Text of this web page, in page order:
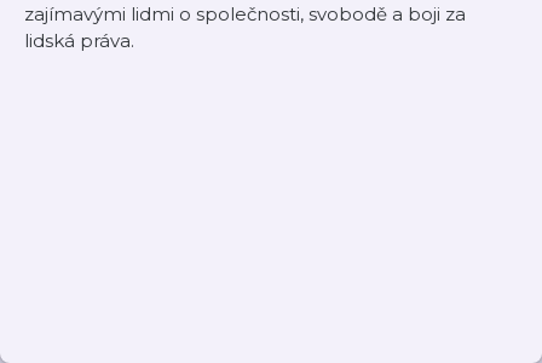
zajímavými lidmi o společnosti, svobodě a boji za
lidská práva.